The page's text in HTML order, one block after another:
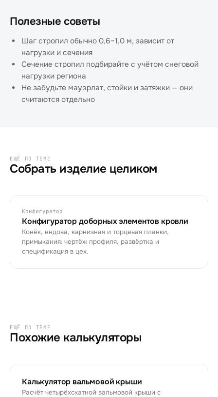
Полезные советы
Шаг стропил обычно 0,6–1,0 м, зависит от
нагрузки и сечения
Сечение стропил подбирайте с учётом снеговой
нагрузки региона
Не забудьте мауэрлат, стойки и затяжки — они
считаются отдельно
ЕЩЁ ПО ТЕМЕ
Собрать изделие целиком
Конфигуратор
Конфигуратор доборных элементов кровли
Конёк, ендова, карнизная и торцевая планки,
примыкания: чертёж профиля, развёртка и
спецификация в цех.
ЕЩЁ ПО ТЕМЕ
Похожие калькуляторы
Калькулятор вальмовой крыши
Расчёт четырёхскатной вальмовой крыши с